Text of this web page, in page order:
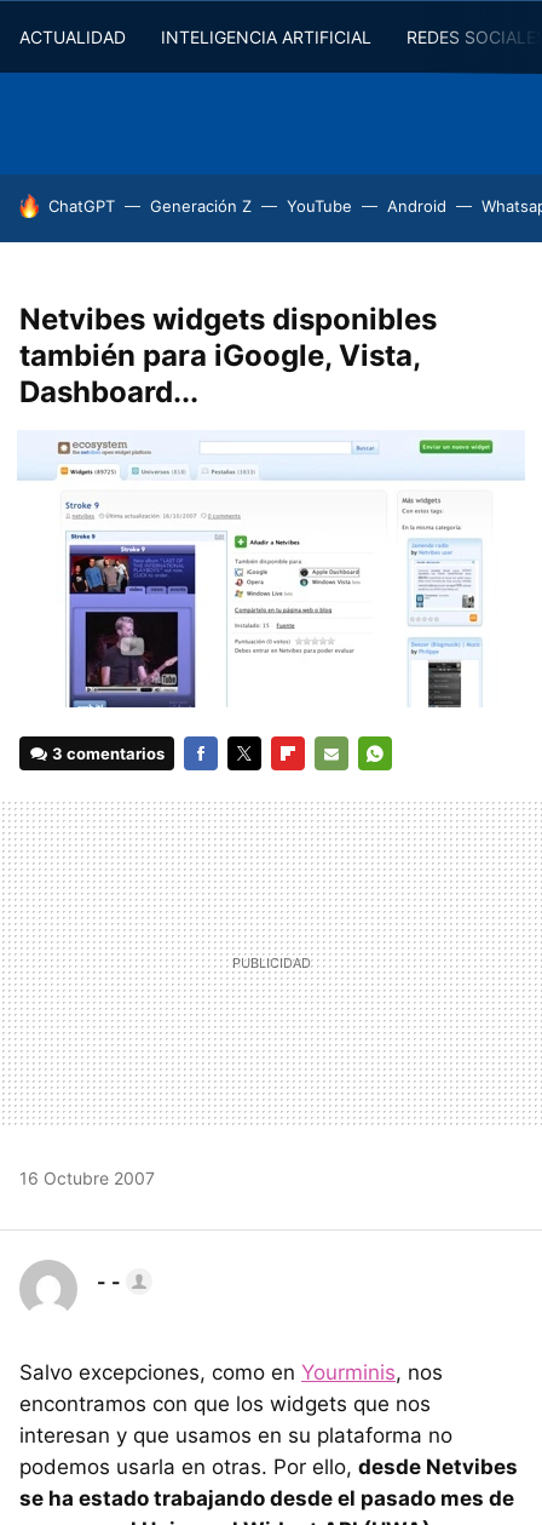
ACTUALIDAD INTELIGENCIA ARTIFICIAL REDES
HOY SE HABLA DE
ChatGPT Generación Z YouTube Android
Netvibes widgets disponibles
también para iGoogle, Vista,
Dashboard...
3 comentarios
MAIL
16 Octubre 2007
- -
Salvo excepciones, como en Yourminis, nos
encontramos con que los widgets que nos
interesan y que usamos en su plataforma no
podemos usarla en otras. Por ello, desde Netvibes
se ha estado trabajando desde el pasado mes de